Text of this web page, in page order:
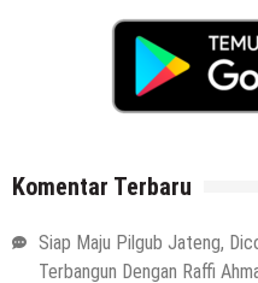
Komentar Terbaru
Siap Maju Pilgub Jateng,
Terbangun Dengan Raffi